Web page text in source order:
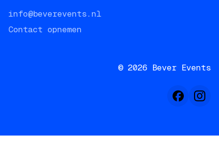
info@beverevents.nl
Contact opnemen
© 2026Bever Events